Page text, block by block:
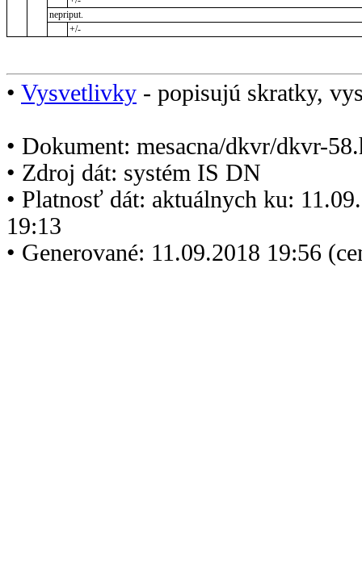
nepriput.
+/-
• Vysvetlivky - popisujú skratky,
• Dokument: mesacna/dkvr/dkvr-
• Zdroj dát: systém IS DN
• Platnosť dát: aktuálnych ku:
19:13
• Generované: 11.09.2018 19:56